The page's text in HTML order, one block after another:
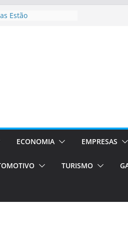
Estão
em Porto
de transfer,
de alto padrão
bolsas –
para o segundo
únicas e
de volta!
ECONOMIA EMPRESAS
TURISMO